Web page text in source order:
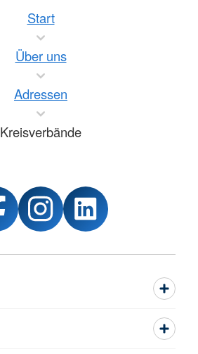
Start
Über uns
Adressen
Kreisverbände